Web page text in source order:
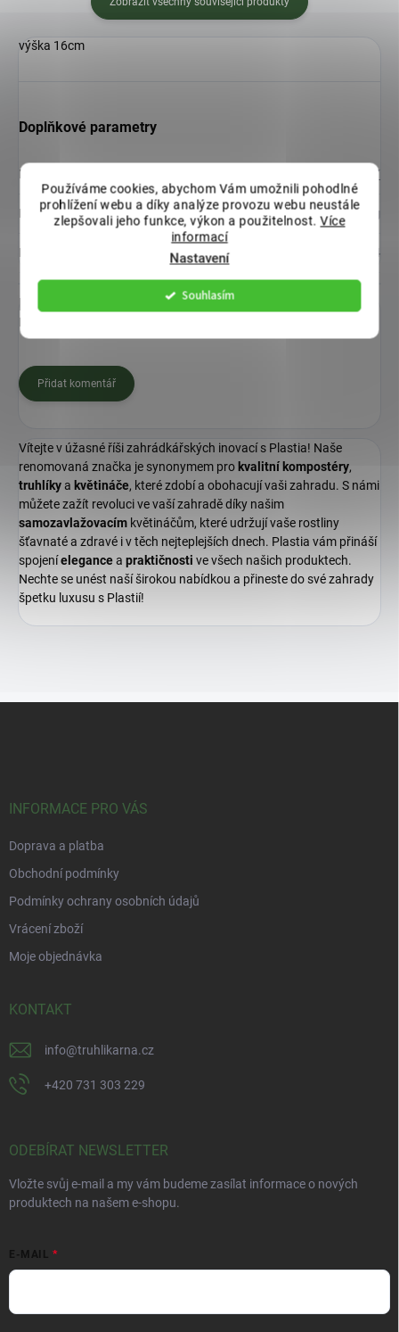
Používáme cookies, abychom Vám umožnili pohodlné
prohlížení webu a díky analýze provozu webu neustále
zlepšovali jeho funkce, výkon a použitelnost.Více
informací
Nastavení
Souhlasím
výška 16cm
Doplňkové parametry
Kategorie ZAHRÁDKÁŘSKÉ POTŘEBY A DOPLŇKY
Hmotnost: 0.028 kg
EAN 8590415003984
Diskuze
Buďte první, kdo napíše příspěvek k této položce.
Přidat komentář
Vítejte v úžasné říši zahrádkářských inovací s Plastia! Naše
renomovaná značka je synonymem pro kvalitní kompostéry,
truhlíkya květináče, které zdobí a obohacují vaši zahradu. S námi
můžete zažít revoluci ve vaší zahradě díky našim
samozavlažovacím květináčům, které udržují vaše rostliny
šťavnaté a zdravé i v těch nejteplejších dnech. Plastia vám přináší
spojeníelegancea praktičnosti ve všech našich produktech.
Nechte se unést naší širokou nabídkou a přineste do své zahrady
špetku luxusu s Plastií!
INFORMACE PRO VÁS
Doprava a platba
Obchodní podmínky
Podmínky ochrany osobních údajů
Vrácení zboží
Moje objednávka
KONTAKT
info@truhlikarna.cz
+420 731 303 229
ODEBÍRAT NEWSLETTER
Vložte svůj e-mail a my vám budeme zasílat informace o nových
produktech na našem e-shopu.
E-MAIL